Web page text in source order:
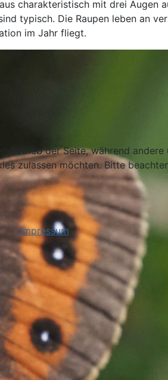
charakteristisch mit drei Augen
typisch. Die Raupen leben an
im Jahr fliegt.
der Seite, während
zulassen möchten. Bitte
Impressum